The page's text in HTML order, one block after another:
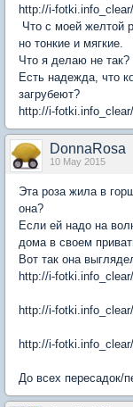
http://i-fotki.info_clear/
Что с моей желтой
но тонкие и мягкие.
Что я делаю не так?
Есть надежда, что
загрубеют?
http://i-fotki.info_clear/
DonnaRosa
10 May 2015
Эта роза жила в
она?
Если ей надо на
дома в своем
Вот так она
http://i-fotki.info_clear/
http://i-fotki.info_clear/
http://i-fotki.info_clear/
До всех пересадок/